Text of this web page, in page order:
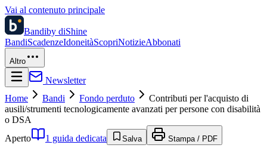
Vai al contenuto principale
Bandiby diShine
BandiScadenzeIdoneitàScopriNotizieAbbonati
Altro
Newsletter
Home
Bandi Fondo perduto
Contributi per l'acquisto di
ausili/strumenti tecnologicamente avanzati per persone con disabilità
o DSA
Aperto
1 guida dedicata Salva Stampa / PDF